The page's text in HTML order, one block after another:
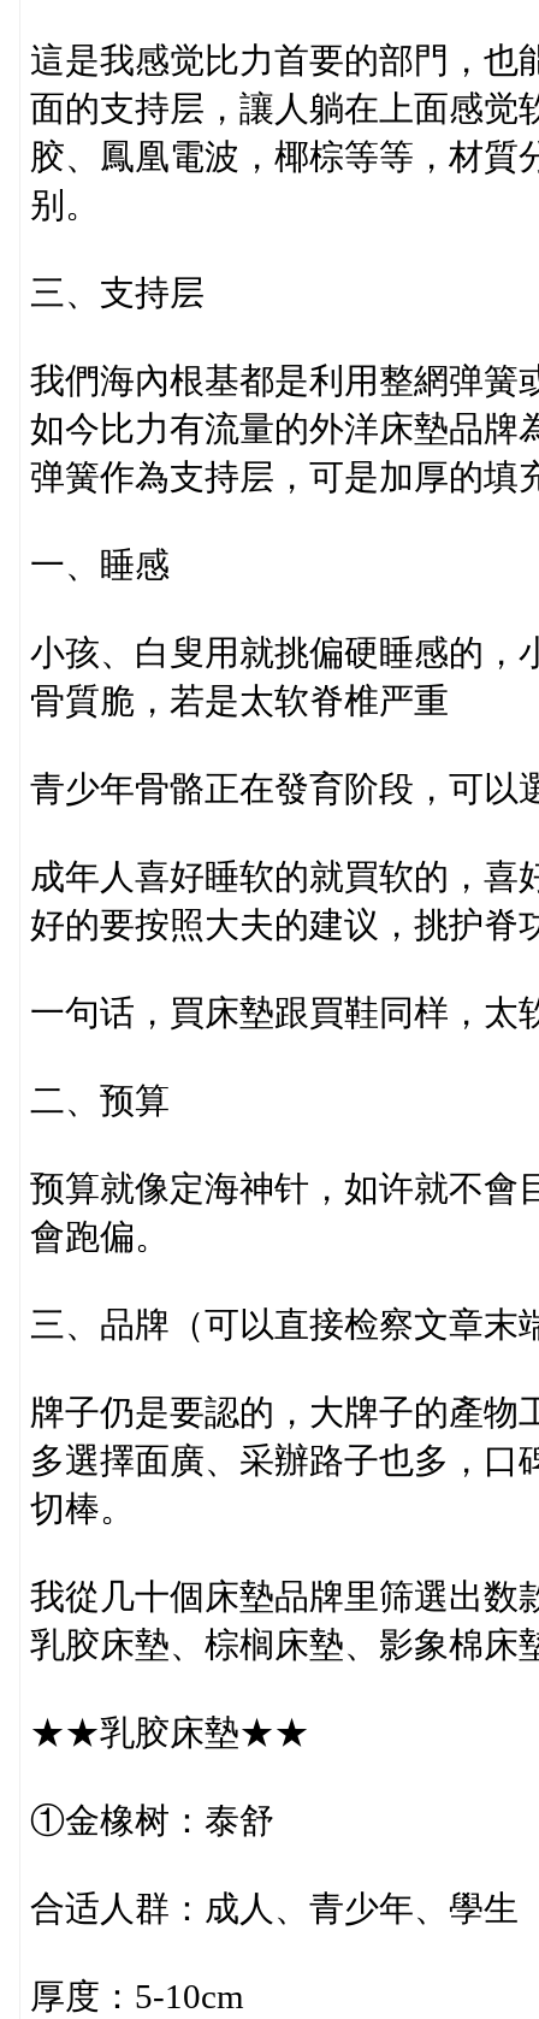
這是我感觉比力首要的部門，也
面的支持层，讓人躺在上面感觉
胶、鳳凰電波，椰棕等等，材質
别。
三、支持层
我們海內根基都是利用整網弹簧
如今比力有流量的外洋床墊品牌
弹簧作為支持层，可是加厚的填
一、睡感
小孩、白叟用就挑偏硬睡感的，
骨質脆，若是太软脊椎严重
青少年骨骼正在發育阶段，可以
成年人喜好睡软的就買软的，喜
好的要按照大夫的建议，挑护脊
一句话，買床墊跟買鞋同样，太
二、预算
预算就像定海神针，如许就不會
會跑偏。
三、品牌（可以直接检察文章末
牌子仍是要認的，大牌子的產物
多選擇面廣、采辦路子也多，口
切棒。
我從几十個床墊品牌里筛選出数
乳胶床墊、棕榈床墊、影象棉床
★★乳胶床墊★★
①金橡树：泰舒
合适人群：成人、青少年、學生
厚度：5-10cm